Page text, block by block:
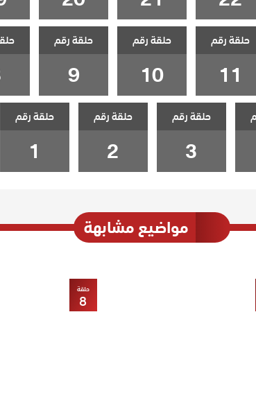
حلقة رقم
11
حلقة رقم
10
حلقة رقم
9
حلقة رقم
3
حلقة رقم
2
حلقة رقم
1
مواضيع مشابهة
حلقة
8